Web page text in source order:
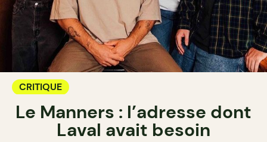
CRITIQUE
Le Manners : l’adresse dont
Laval avait besoin